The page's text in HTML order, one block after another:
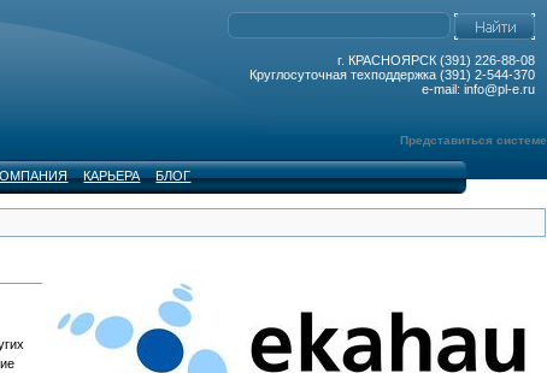
г. КРАСНОЯРСК (391) 226-88-08
Круглосуточная техподдержка (391) 2-544-370
e-mail: info@pl-e.ru
Представиться системе
КАРЬЕРА БЛОГ